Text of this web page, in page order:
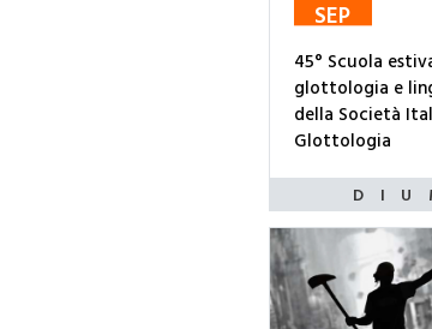
SEP
45° Scuola
glottologia e
della Società
Glottologia